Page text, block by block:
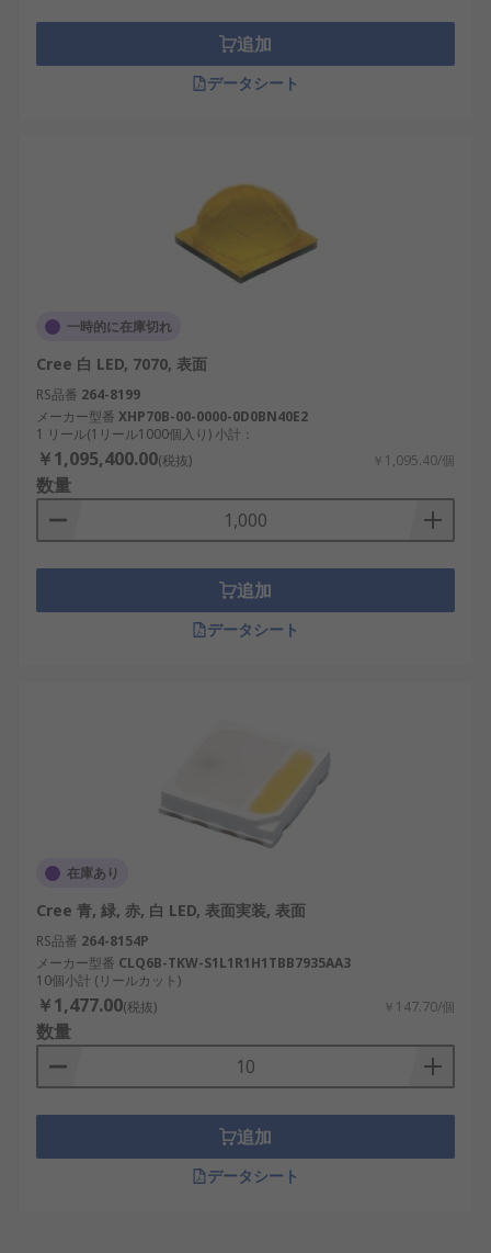
追加
データシート
一時的に在庫切れ
Cree 白 LED, 7070, 表面
RS品番 264-8199
メーカー型番 XHP70B-00-0000-0D0BN40E2
1 リール(1リール1000個入り) 小計：
￥1,095,400.00(税抜) ￥1,095.40/個
数量
追加
データシート
在庫あり
Cree 青, 緑, 赤, 白 LED, 表面実装, 表面
RS品番 264-8154P
メーカー型番 CLQ6B-TKW-S1L1R1H1TBB7935AA3
10個小計 (リールカット)
￥1,477.00(税抜) ￥147.70/個
数量
追加
データシート